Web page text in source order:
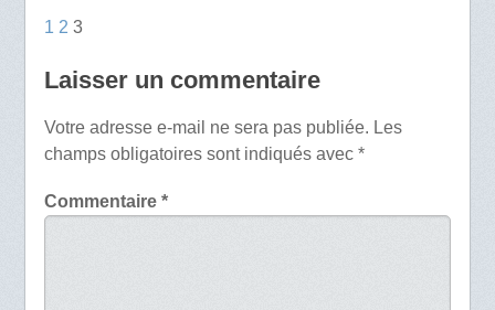
1 2 3
Laisser un commentaire
Votre adresse e-mail ne sera pas publiée. Les
champs obligatoires sont indiqués avec *
Commentaire *